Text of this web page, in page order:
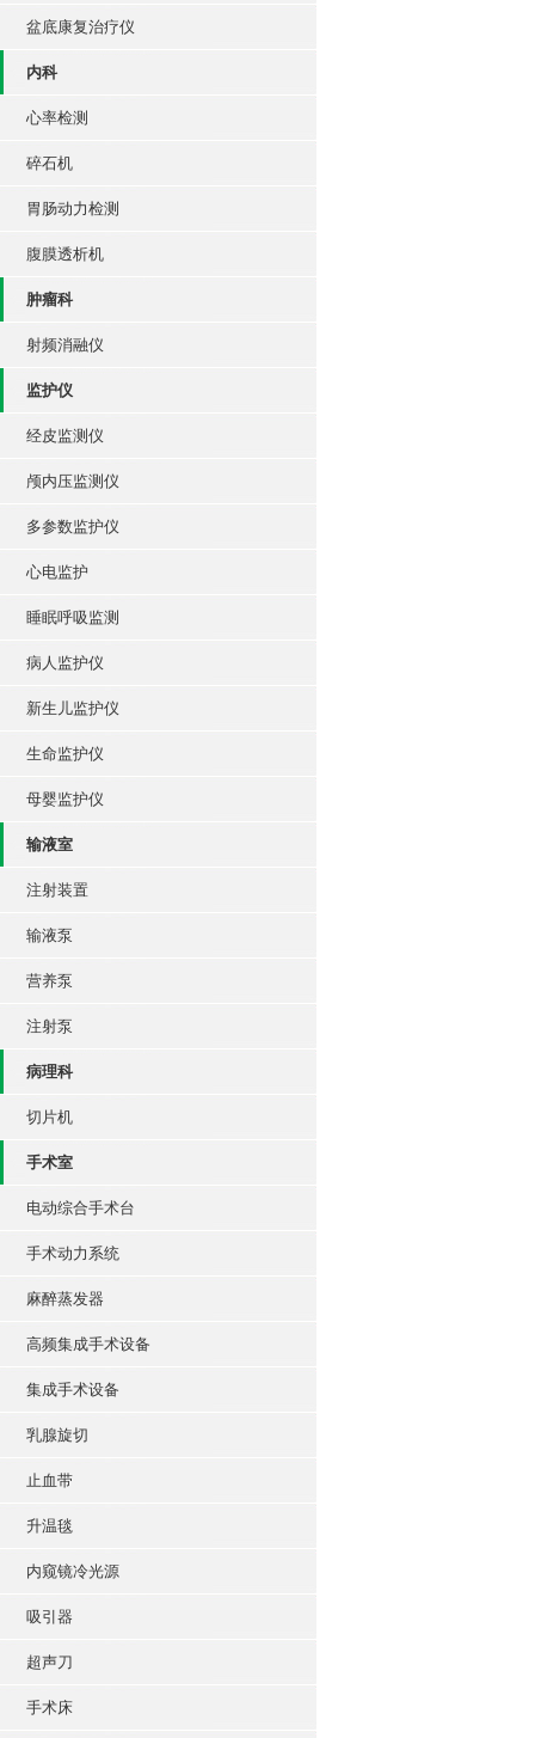
盆底康复治疗仪
内科
心率检测
碎石机
胃肠动力检测
腹膜透析机
肿瘤科
射频消融仪
监护仪
经皮监测仪
颅内压监测仪
多参数监护仪
心电监护
睡眠呼吸监测
病人监护仪
新生儿监护仪
生命监护仪
母婴监护仪
输液室
注射装置
输液泵
营养泵
注射泵
病理科
切片机
手术室
电动综合手术台
手术动力系统
麻醉蒸发器
高频集成手术设备
集成手术设备
乳腺旋切
止血带
升温毯
内窥镜冷光源
吸引器
超声刀
手术床